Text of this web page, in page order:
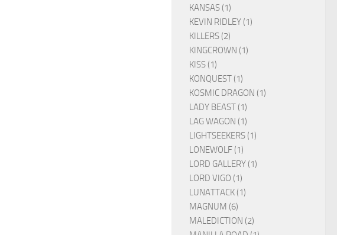
KANSAS (1)
KEVIN RIDLEY (1)
KILLERS (2)
KINGCROWN (1)
KISS (1)
KONQUEST (1)
KOSMIC DRAGON (1)
LADY BEAST (1)
LAG WAGON (1)
LIGHTSEEKERS (1)
LONEWOLF (1)
LORD GALLERY (1)
LORD VIGO (1)
LUNATTACK (1)
MAGNUM (6)
MALEDICTION (2)